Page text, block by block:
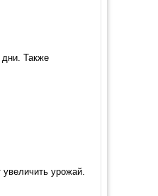
дни. Также
урожай.